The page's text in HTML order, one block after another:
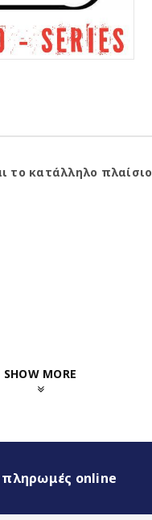
το κατάλληλο πλαίσιο
SHOW MORE
online